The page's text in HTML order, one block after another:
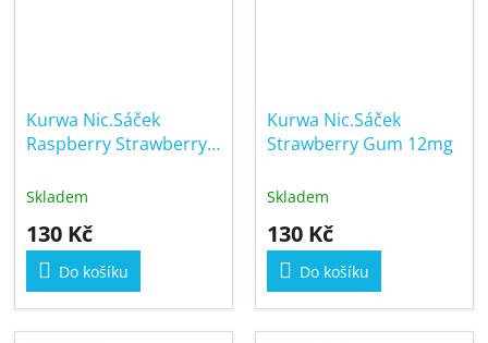
Kurwa Nic.Sáček
Raspberry Strawberry
Skladem
130 Kč
Do košíku
Kurwa Nic.Sáček
Strawberry Gum 12mg
Skladem
130 Kč
Do košíku